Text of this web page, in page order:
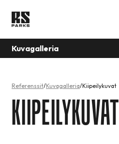
Kuvagalleria
Referenssit Kuvagalleria Kiipeilykuvat
KIIPEILYKUVAT